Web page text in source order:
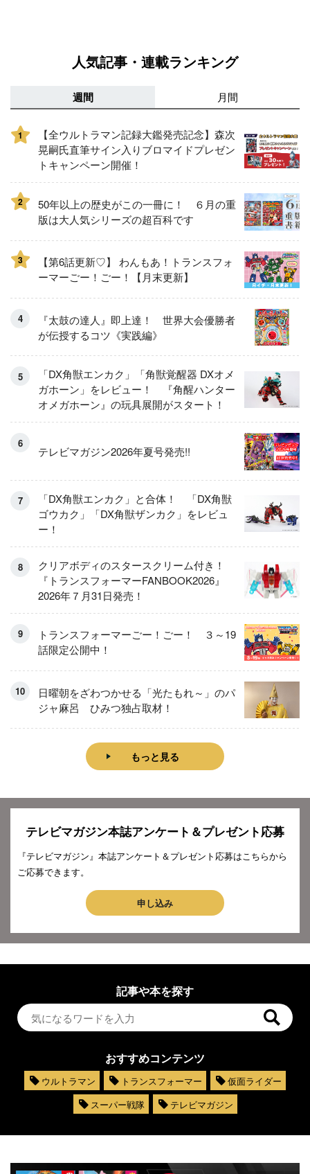
人気記事・連載ランキング
週間 月間
1
【全ウルトラマン記録大鑑発売記念】森次
晃嗣氏直筆サイン入りブロマイドプレゼン
トキャンペーン開催！
2
50年以上の歴史がこの一冊に！ ６月の重
版は大人気シリーズの超百科です
3
【第6話更新♡】 わんもあ！トランスフォ
ーマーごー！ごー！【月末更新】
『太鼓の達人』即上達！ 世界大会優勝者
が伝授するコツ《実践編》
「DX角獣エンカク」「角獣覚醒器 DXオメ
ガホーン」をレビュー！ 『角醒ハンター
オメガホーン』の玩具展開がスタート！
テレビマガジン2026年夏号発売!!
「DX角獣エンカク」と合体！ 「DX角獣
ゴウカク」「DX角獣ザンカク」をレビュ
ー！
クリアボディのスタースクリーム付き！
『トランスフォーマーFANBOOK2026』
2026年７月31日発売！
トランスフォーマーごー！ごー！ ３～19
話限定公開中！
日曜朝をざわつかせる「光たもれ～」のパ
ジャ麻呂 ひみつ独占取材！
もっと見る
テレビマガジン本誌アンケート＆プレゼント応募
『テレビマガジン』本誌アンケート＆プレゼント応募はこちらから
ご応募できます。
申し込み
記事や本を探す
おすすめコンテンツ
ウルトラマン トランスフォーマー
仮面ライダー
スーパー戦隊
テレビマガジン